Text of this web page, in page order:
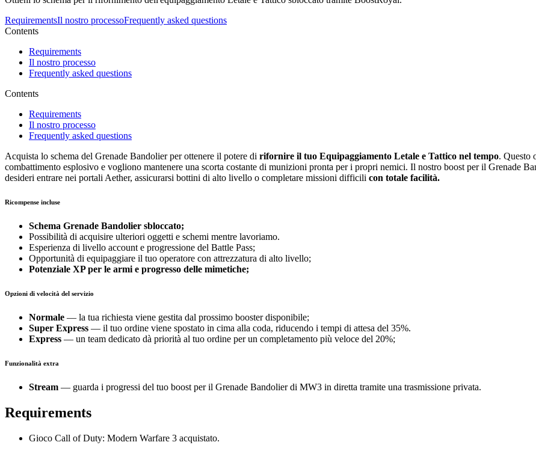
RequirementsIl nostro processoFrequently asked questions
Contents
Requirements
Il nostro processo
Frequently asked questions
Contents
Requirements
Il nostro processo
Frequently asked questions
Acquista lo schema del Grenade Bandolier per ottenere il potere di rifornire il tuo Equipaggiamento Letale e Tattico nel tempo. Questo
combattimento esplosivo e vogliono mantenere una scorta costante di munizioni pronta per i propri nemici. Il nostro boost per il Grenade
desideri entrare nei portali Aether, assicurarsi bottini di alto livello o completare missioni difficili con totale facilità.
Ricompense incluse
Schema Grenade Bandolier sbloccato;
Possibilità di acquisire ulteriori oggetti e schemi mentre lavoriamo.
Esperienza di livello account e progressione del Battle Pass;
Opportunità di equipaggiare il tuo operatore con attrezzatura di alto livello;
Potenziale XP per le armi e progresso delle mimetiche;
Opzioni di velocità del servizio
Normale — la tua richiesta viene gestita dal prossimo booster disponibile;
Super Express — il tuo ordine viene spostato in cima alla coda, riducendo i tempi di attesa del 35%.
Express — un team dedicato dà priorità al tuo ordine per un completamento più veloce del 20%;
Funzionalità extra
Stream — guarda i progressi del tuo boost per il Grenade Bandolier di MW3 in diretta tramite una trasmissione privata.
Requirements
Gioco Call of Duty: Modern Warfare 3 acquistato.